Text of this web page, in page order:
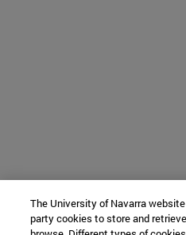
The University of Navarra
party cookies to store and